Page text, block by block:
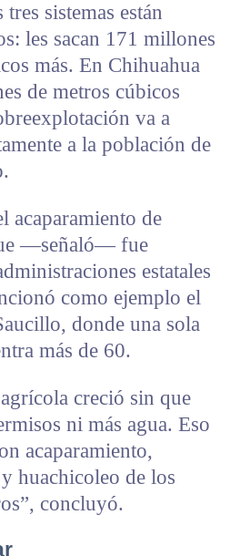
sistemas están
les sacan 171 millones
más. En Chihuahua
de metros cúbicos
va a
a la población de
acaparamiento de
—señaló— fue
estatales
como ejemplo el
donde una sola
más de 60.
creció sin que
ni más agua. Eso
acaparamiento,
huachicoleo de los
concluyó.